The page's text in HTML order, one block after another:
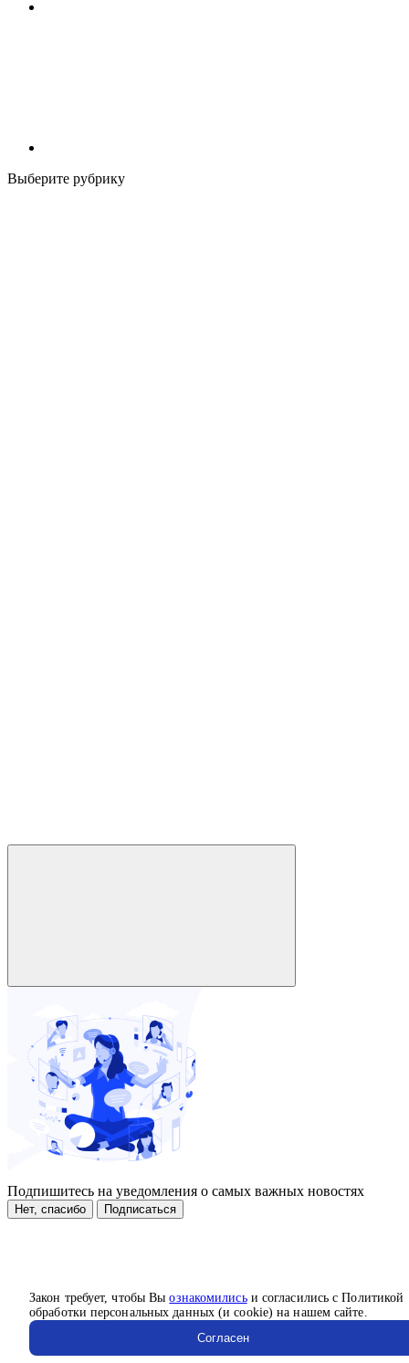
Закон требует, чтобы Выознакомилисьи согласились с Политикой
обработки персональных данных (и cookie) на нашем сайте.
Согласен
Выберите рубрику
Подпишитесь на уведомления о самых важных новостях
Нет, спасибо Подписаться